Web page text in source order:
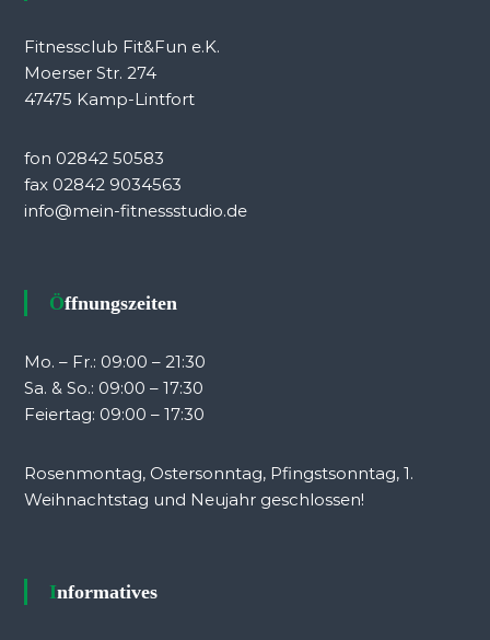
Fitnessclub Fit&Fun e.K.
Moerser Str. 274
47475 Kamp-Lintfort
fon 02842 50583
fax 02842 9034563
info@mein-fitnessstudio.de
Öffnungszeiten
Mo. – Fr.: 09:00 – 21:30
Sa. & So.: 09:00 – 17:30
Feiertag: 09:00 – 17:30
Rosenmontag, Ostersonntag, Pfingstsonntag, 1.
Weihnachtstag und Neujahr geschlossen!
Informatives